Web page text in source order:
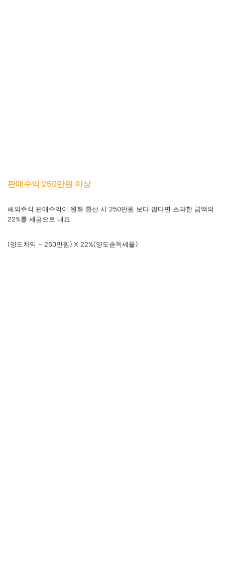
판매수익 250만원 이상
해외주식 판매수익이 원화 환산 시 250만원 보다 많다면 초과한 금액의
22%를 세금으로 내요.
(양도차익 – 250만원) X 22%(양도솓득세율)